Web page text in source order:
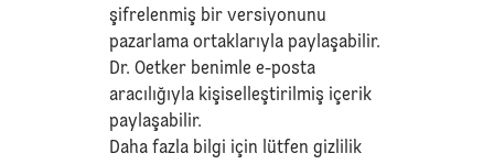
şifrelenmiş bir versiyonunu
pazarlama ortaklarıyla paylaşabilir.
Dr. Oetker benimle e-posta
aracılığıyla kişiselleştirilmiş içerik
paylaşabilir.
Daha fazla bilgi için lütfengizlilik